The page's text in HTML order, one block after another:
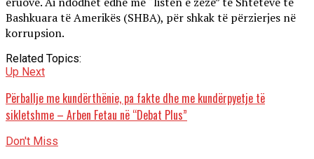
Bashkuara të Amerikës (SHBA), për shkak të përzierjes në
korrupsion.
Related Topics:
Up Next
Përballje me kundërthënie, pa fakte dhe me kundërpyetje të
sikletshme – Arben Fetau në “Debat Plus”
Don't Miss